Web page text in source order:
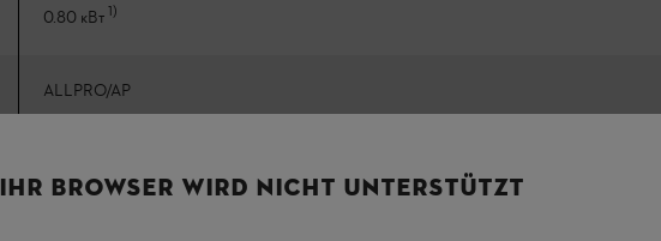
0.80 кВт1)
ALLPRO/AP
IHR BROWSER WIRD NICHT UNTERSTÜTZT